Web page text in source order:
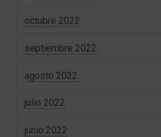
octubre 2022
septiembre 2022
agosto 2022
julio 2022
junio 2022